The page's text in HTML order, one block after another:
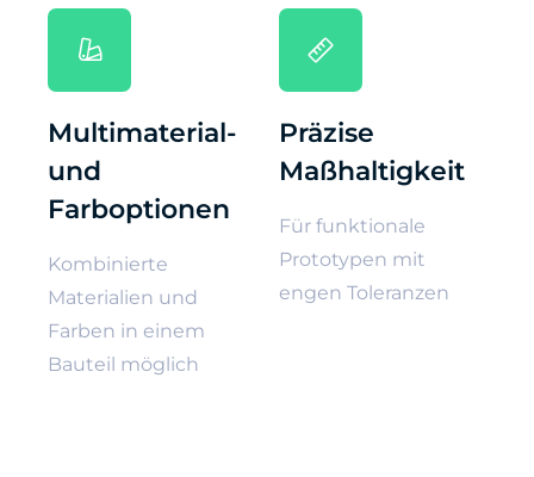
Multimaterial-
und
Farboptionen
Kombinierte
Materialien und
Farben in einem
Bauteil möglich
Präzise
Maßhaltigkeit
Für funktionale
Prototypen mit
engen Toleranzen